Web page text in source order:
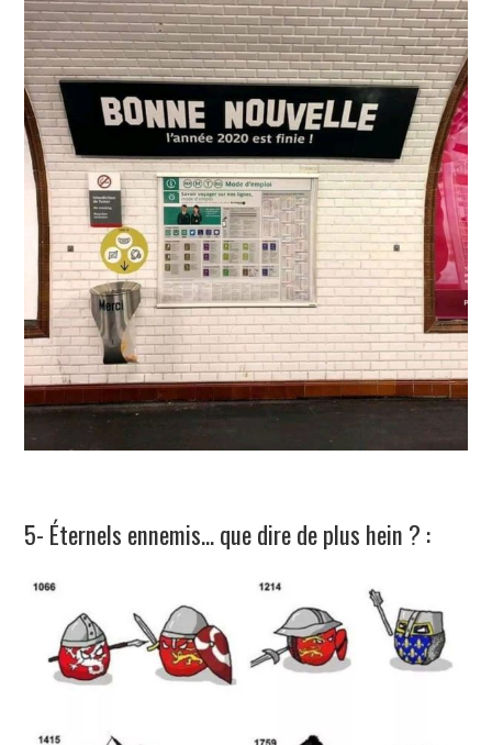
5- Éternels ennemis… que dire de plus hein ? :